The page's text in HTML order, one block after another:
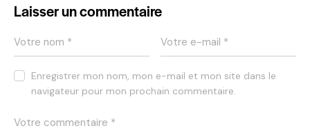
Laisser un commentaire
Enregistrer mon nom, mon e-mail et mon site dans le
navigateur pour mon prochain commentaire.